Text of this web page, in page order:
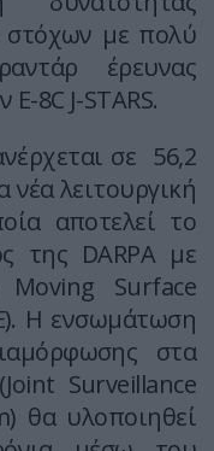
στόχων με πολύ
έρευνας
8C J-STARS.
σε 56,2
νέα λειτουργική
αποτελεί το
της DARPA με
Surface
H ενσωμάτωση
στα
Surveillance
θα υλοποιηθεί